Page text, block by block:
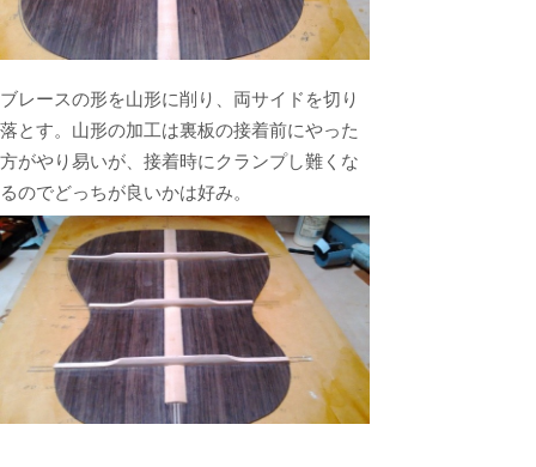
ブレースの形を山形に削り、両サイドを切り
落とす。山形の加工は裏板の接着前にやった
方がやり易いが、接着時にクランプし難くな
るのでどっちが良いかは好み。